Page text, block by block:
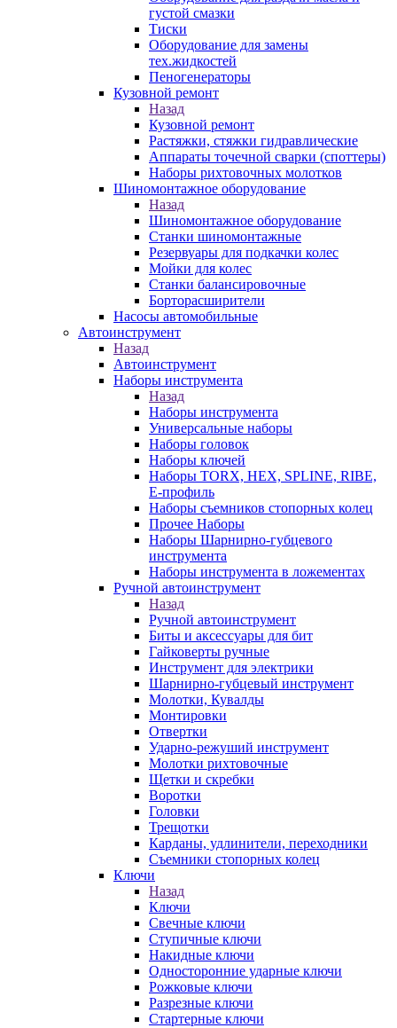
густой смазки
Тиски
Оборудование для замены
тех.жидкостей
Пеногенераторы
Кузовной ремонт
Назад
Кузовной ремонт
Растяжки, стяжки гидравлические
Аппараты точечной сварки (споттеры)
Наборы рихтовочных молотков
Шиномонтажное оборудование
Назад
Шиномонтажное оборудование
Станки шиномонтажные
Резервуары для подкачки колес
Мойки для колес
Станки балансировочные
Борторасширители
Насосы автомобильные
Автоинструмент
Назад
Автоинструмент
Наборы инструмента
Назад
Наборы инструмента
Универсальные наборы
Наборы головок
Наборы ключей
Наборы TORX, HEX, SPLINE, RIBE,
E-профиль
Наборы съемников стопорных колец
Прочее Наборы
Наборы Шарнирно-губцевого
инструмента
Наборы инструмента в ложементах
Ручной автоинструмент
Назад
Ручной автоинструмент
Биты и аксессуары для бит
Гайковерты ручные
Инструмент для электрики
Шарнирно-губцевый инструмент
Молотки, Кувалды
Монтировки
Отвертки
Ударно-режуший инструмент
Молотки рихтовочные
Щетки и скребки
Воротки
Головки
Трещотки
Карданы, удлинители, переходники
Съемники стопорных колец
Ключи
Назад
Ключи
Свечные ключи
Ступичные ключи
Накидные ключи
Односторонние ударные ключи
Рожковые ключи
Разрезные ключи
Стартерные ключи